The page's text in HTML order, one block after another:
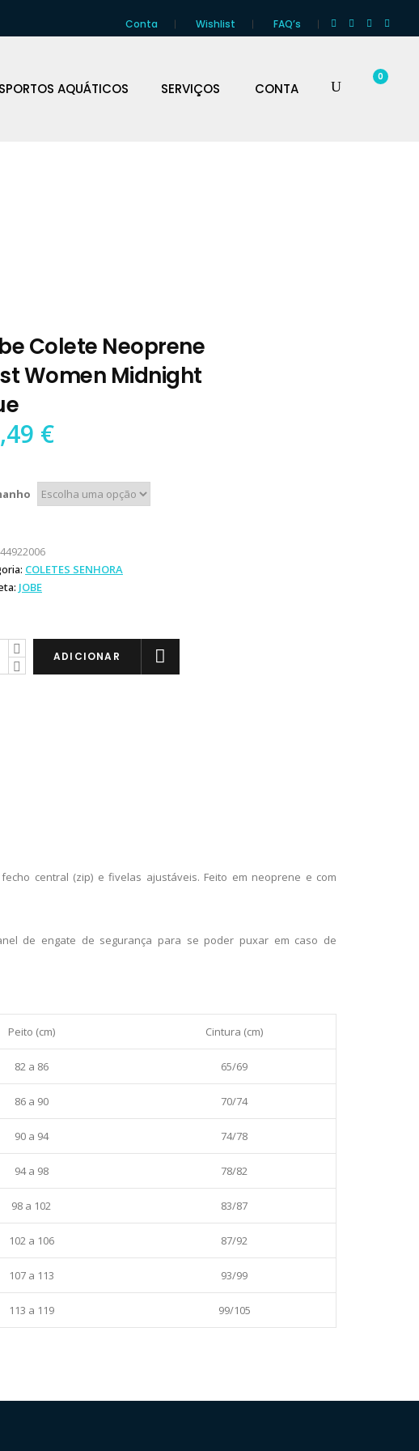
Conta Wishlist FAQ’s
AQUÁTICOS SERVIÇOS CONTA
0
Colete Neoprene
Women Midnight
€
COLETES SENHORA
JOBE
ADICIONAR
central (zip) e fivelas ajustáveis. Feito em neoprene e com
de engate de segurança para se poder puxar em caso de
Peito (cm) Cintura (cm)
82 a 86 65/69
86 a 90 70/74
90 a 94 74/78
94 a 98 78/82
98 a 102 83/87
102 a 106 87/92
107 a 113 93/99
113 a 119 99/105